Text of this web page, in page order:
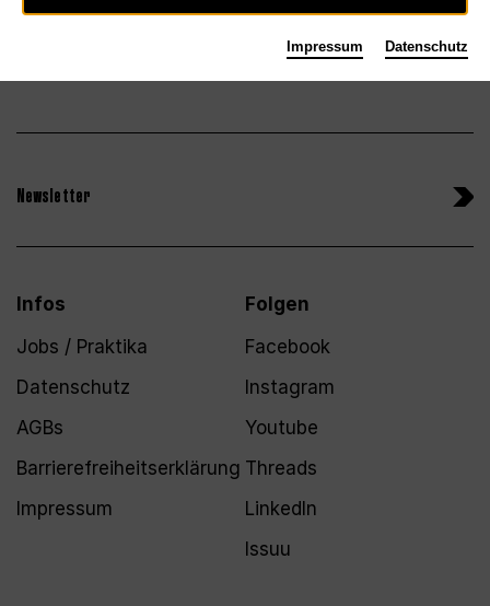
Newsletter
Infos
Jobs / Praktika
Datenschutz
AGBs
Barrierefreiheitserklärung
Impressum
Folgen
Facebook
Instagram
Youtube
Threads
LinkedIn
Issuu
Impressum Datenschutz